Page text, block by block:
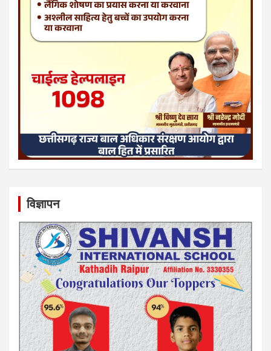
विज्ञापन